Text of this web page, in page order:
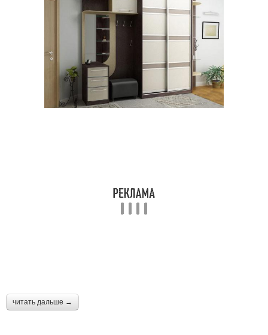
читать дальше →